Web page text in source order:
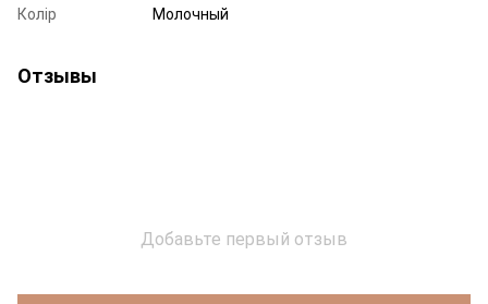
Колір Молочный
Отзывы
Добавьте первый отзыв